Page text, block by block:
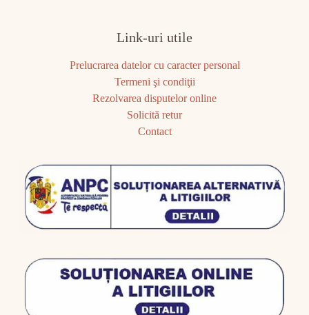
Link-uri utile
Prelucrarea datelor cu caracter personal
Termeni şi condiţii
Rezolvarea disputelor online
Solicită retur
Contact